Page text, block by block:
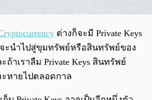
ต่างก็จะมี Private Keys
ะนำไปสู่ขุมทรัพย์หรือสินทรัพย์ของ
ถ้าเราลืม Private Keys สินทรัพย์
หายไปตลอดกาล